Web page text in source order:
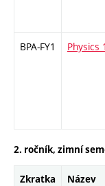
BPA-FY1 Physics 1
2. ročník, zimní
Zkratka Název